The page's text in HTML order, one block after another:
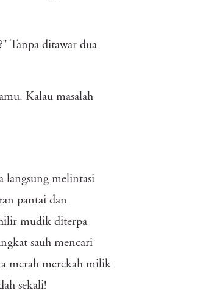
Tanpa ditawar dua
Kalau masalah
langsung melintasi
pantai dan
mudik diterpa
sauh mencari
merah merekah milik
sekali!